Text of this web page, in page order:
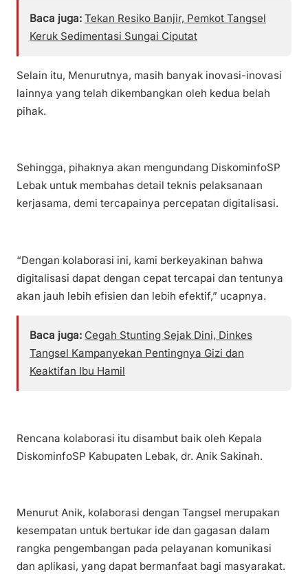
Baca juga: Tekan Resiko Banjir, Pemkot Tangsel
Keruk Sedimentasi Sungai Ciputat
Selain itu, Menurutnya, masih banyak inovasi-inovasi
lainnya yang telah dikembangkan oleh kedua belah
pihak.
Sehingga, pihaknya akan mengundang DiskominfoSP
Lebak untuk membahas detail teknis pelaksanaan
kerjasama, demi tercapainya percepatan digitalisasi.
“Dengan kolaborasi ini, kami berkeyakinan bahwa
digitalisasi dapat dengan cepat tercapai dan tentunya
akan jauh lebih efisien dan lebih efektif,” ucapnya.
Baca juga: Cegah Stunting Sejak Dini, Dinkes
Tangsel Kampanyekan Pentingnya Gizi dan
Keaktifan Ibu Hamil
Rencana kolaborasi itu disambut baik oleh Kepala
DiskominfoSP Kabupaten Lebak, dr. Anik Sakinah.
Menurut Anik, kolaborasi dengan Tangsel merupakan
kesempatan untuk bertukar ide dan gagasan dalam
rangka pengembangan pada pelayanan komunikasi
dan aplikasi, yang dapat bermanfaat bagi masyarakat.